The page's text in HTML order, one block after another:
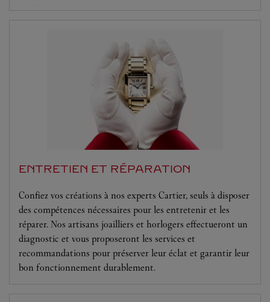
ENTRETIEN ET RÉPARATION
Confiez vos créations à nos experts Cartier, seuls à disposer
des compétences nécessaires pour les entretenir et les
réparer. Nos artisans joailliers et horlogers effectueront un
diagnostic et vous proposeront les services et
recommandations pour préserver leur éclat et garantir leur
bon fonctionnement durablement.